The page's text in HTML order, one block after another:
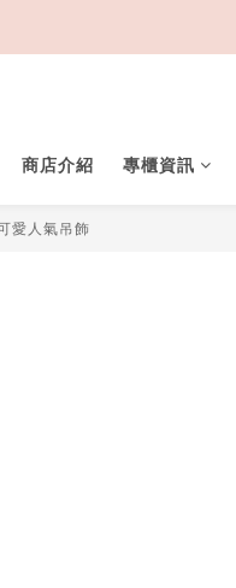
商店介紹 專櫃資訊
愛人氣吊飾